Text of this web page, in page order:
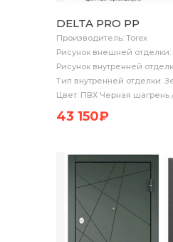
DELTA PRO PP
Производитель: Torex
Рисунок внешней отделки:
Рисунок внутренней
Тип внутренней отделки:
Цвет: ПВХ Черная шагрень
43 150₽